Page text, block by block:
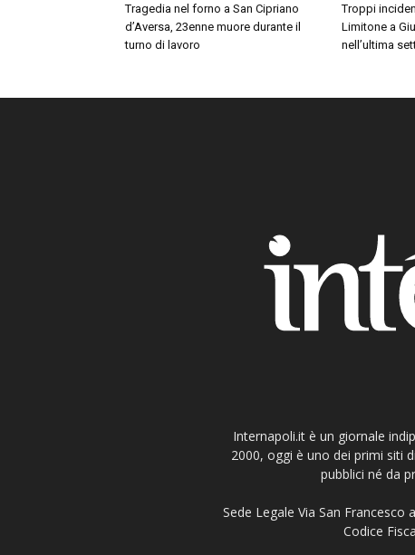
Tragedia nel forno a San Cipriano
d’Aversa, 23enne muore durante il
turno di lavoro
Troppi
Limitone a
nell’ultima
Internapoli.it è un giornale
2000, oggi è uno dei primi siti
pubblici né da
Sede Legale Via San
Codice